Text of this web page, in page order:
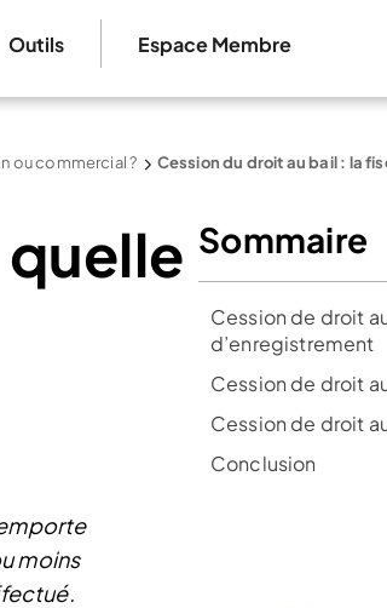
Outils Espace Membre
ou commercial ? Cession du droit au bail : la
moins
Sommaire
Cession de droit
d’enregistrement
Cession de droit
Cession de droit
Conclusion